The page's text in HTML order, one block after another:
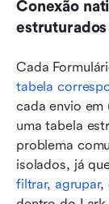
Conexão
estruturados
Cada
tabela
cada envio
uma tabela
problema
filtrar, agrupar,